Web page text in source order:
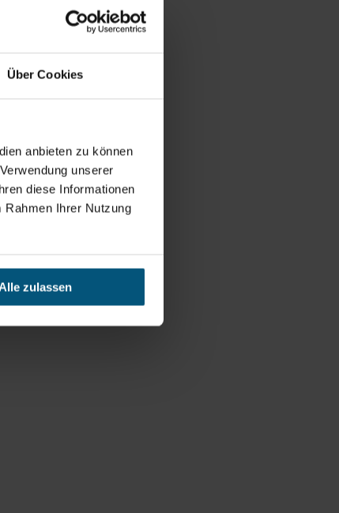
Über Cookies
anbieten zu können
unserer
diese Informationen
Rahmen Ihrer Nutzung
zulassen